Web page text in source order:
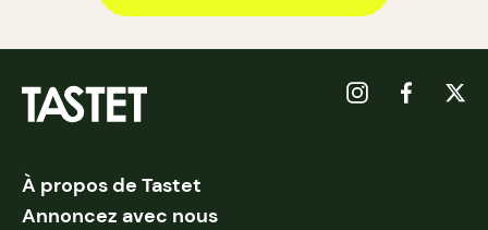
À propos de Tastet
Annoncez avec nous